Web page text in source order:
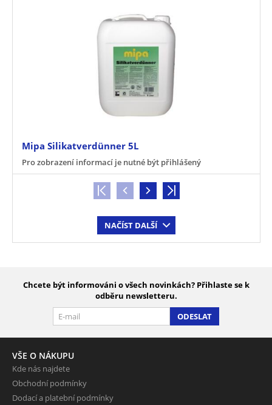
Mipa Silikatverdünner 5L
Pro zobrazení informací je nutné být přihlášený
NAČÍST DALŠÍ
Chcete být informováni o všech novinkách? Přihlaste se k
odběru newsletteru.
ODESLAT
VŠE O NÁKUPU
Kde nás najdete
Obchodní podmínky
Dodací a platební podmínky